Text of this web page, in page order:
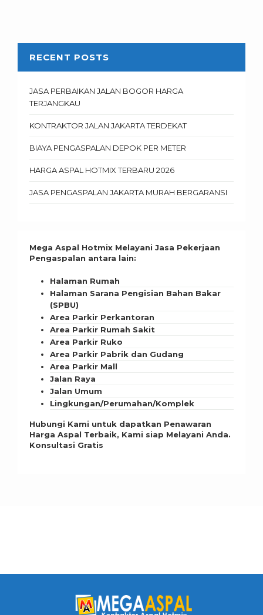
RECENT POSTS
JASA PERBAIKAN JALAN BOGOR HARGA
TERJANGKAU
KONTRAKTOR JALAN JAKARTA TERDEKAT
BIAYA PENGASPALAN DEPOK PER METER
HARGA ASPAL HOTMIX TERBARU 2026
JASA PENGASPALAN JAKARTA MURAH BERGARANSI
Mega Aspal Hotmix Melayani Jasa Pekerjaan
Pengaspalan antara lain:
Halaman Rumah
Halaman Sarana Pengisian Bahan Bakar
(SPBU)
Area Parkir Perkantoran
Area Parkir Rumah Sakit
Area Parkir Ruko
Area Parkir Pabrik dan Gudang
Area Parkir Mall
Jalan Raya
Jalan Umum
Lingkungan/Perumahan/Komplek
Hubungi Kami untuk dapatkan Penawaran
Harga Aspal Terbaik, Kami siap Melayani Anda.
Konsultasi Gratis